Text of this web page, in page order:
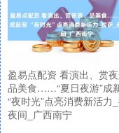
盈易点配资 看演出、赏夜
品美食……“夏日夜游”成
“夜时光”点亮消费新活力_
夜间_广西南宁